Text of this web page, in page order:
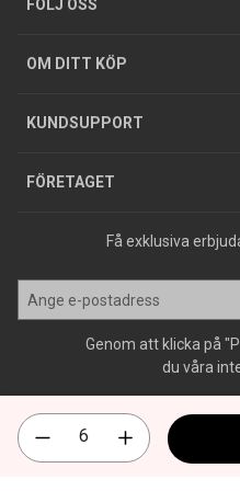
FÖLJ OSS
OM DITT KÖP
GDPR
KUNDSUPPORT
Köpguider
Varumärken
FÖRETAGET
Hållbarhet
Jobba hos oss
Press
Få exklusiva
Genom att klicka på
du våra